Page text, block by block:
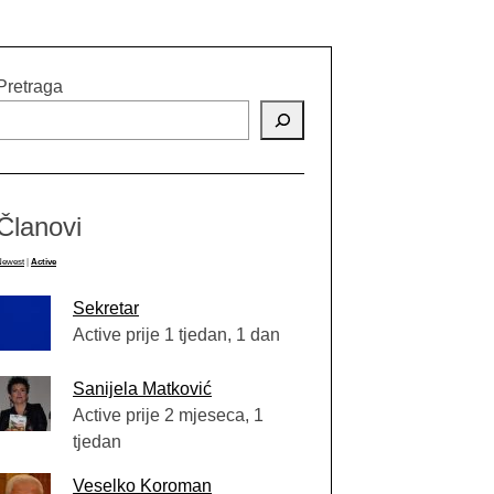
Active
Sekretar
Active prije 1 tjedan, 1 dan
Sanijela Matković
Active prije 2 mjeseca, 1
tjedan
Veselko Koroman